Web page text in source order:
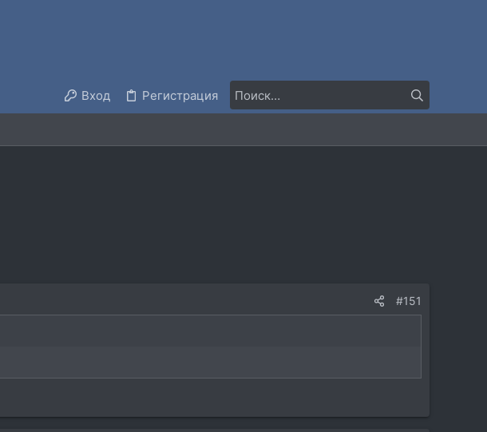
Вход Регистрация
#151